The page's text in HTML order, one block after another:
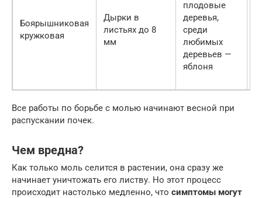
Боярышниковая
кружковая
Дырки в
листьях до 8
мм
плодовые
деревья,
среди
любимых
деревьев —
яблоня
Все работы по борьбе с молью начинают весной при
распускании почек.
Чем вредна?
Как только моль селится в растении, она сразу же
начинает уничтожать его листву. Но этот процесс
происходит настолько медленно, что симптомы могут